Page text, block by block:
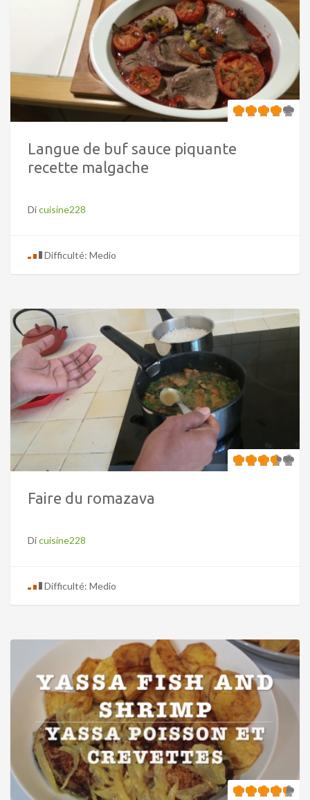
Langue de buf sauce piquante
recette malgache
Dicuisine228
Difficulté: Medio
Faire du romazava
Dicuisine228
Difficulté: Medio